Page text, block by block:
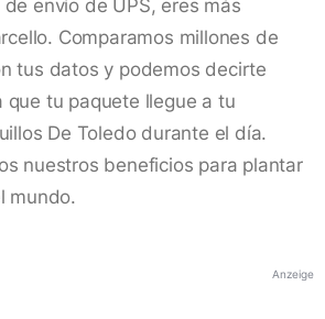
envío de UPS, eres más
Comparamos millones de
tus datos y podemos decirte
que tu paquete llegue a tu
De Toledo durante el día.
nuestros beneficios para plantar
mundo.
Anzeige